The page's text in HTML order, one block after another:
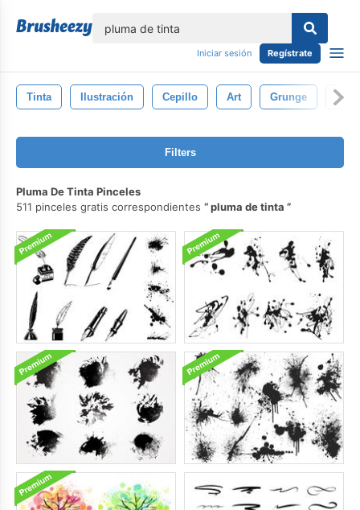
Iniciar sesión Regístrate
Tinta Ilustración Cepillo Art Grunge
Filters
Pluma De Tinta Pinceles
511 pinceles gratis correspondientes
pluma de tinta